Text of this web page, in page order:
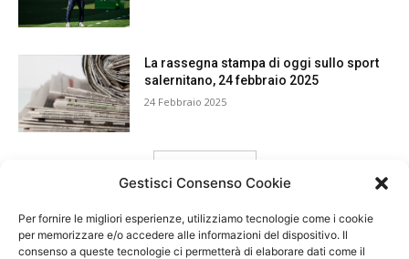
Gestisci Consenso Cookie
Per fornire le migliori esperienze, utilizziamo tecnologie come i cookie
per memorizzare e/o accedere alle informazioni del dispositivo. Il
consenso a queste tecnologie ci permetterà di elaborare dati come il
La rassegna stampa di oggi sullo sport
salernitano, 24 febbraio 2025
24 Febbraio 2025